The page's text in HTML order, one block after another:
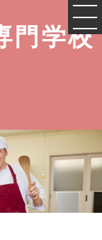
門学校